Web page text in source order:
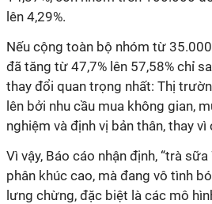
lên 4,29%.
Nếu cộng toàn bộ nhóm từ
đã tăng từ 47,7% lên 57,58% chỉ
thay đổi quan trọng nhất: Thị
lên bởi nhu cầu mua không gian,
nghiệm và định vị bản thân, thay
Vì vậy, Báo cáo nhận định, “trà
phân khúc cao, mà đang vô tình
lưng chừng, đặc biệt là các mô